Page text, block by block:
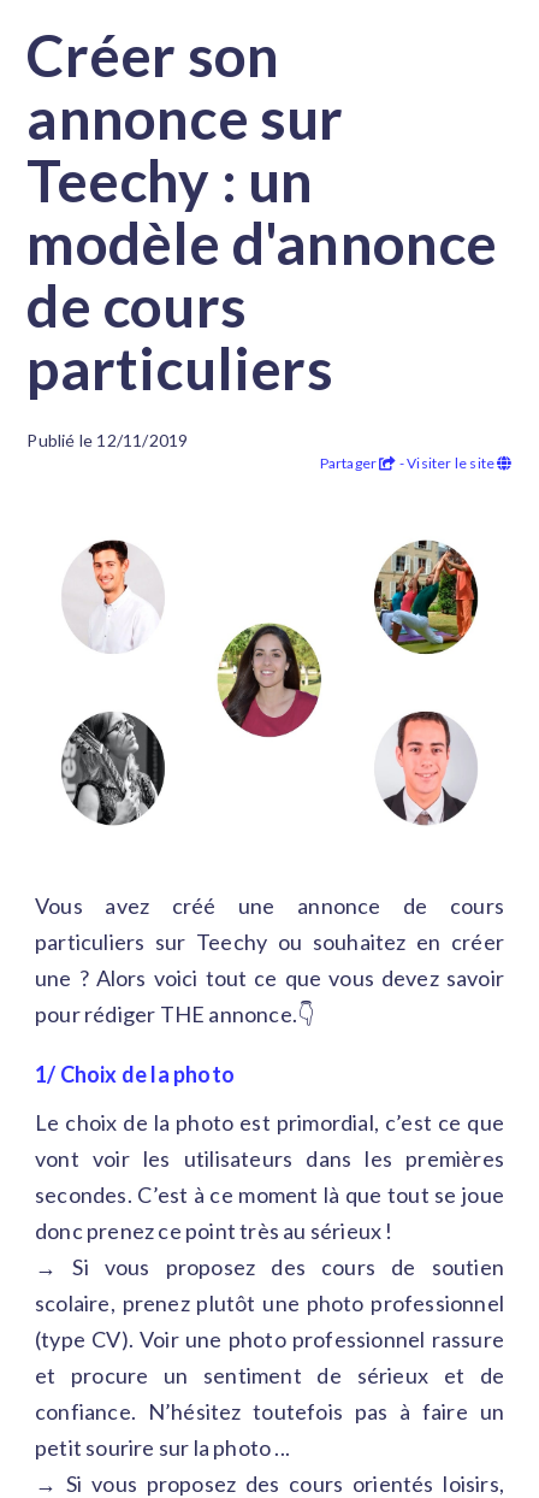
Créer son
annonce sur
Teechy : un
modèle d'annonce
de cours
particuliers
Publié le 12/11/2019
Partager - Visiter le site
Vous avez créé une annonce de cours
particuliers sur Teechy ou souhaitez en créer
une ? Alors voici tout ce que vous devez savoir
pour rédiger THE annonce.👇
1/ Choix de la photo
Le choix de la photo est primordial, c’est ce que
vont voir les utilisateurs dans les premières
secondes. C’est à ce moment là que tout se joue
donc prenez ce point très au sérieux !
→ Si vous proposez des cours de soutien
scolaire, prenez plutôt une photo professionnel
(type CV). Voir une photo professionnel rassure
et procure un sentiment de sérieux et de
confiance. N’hésitez toutefois pas à faire un
petit sourire sur la photo ...
→ Si vous proposez des cours orientés loisirs,